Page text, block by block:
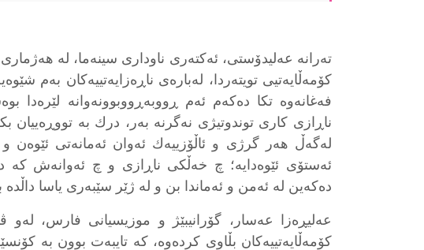
تەرانه عەليدۆستى، ئەكتەرى ناودارى سينەما، لە
كۆمەڵايەتیى تويتەردا، لەبارەى ناڕەزايەتييەكان بەم
فەغانەوە تكا دەكەم ئەم ڕووبەڕووبوونەوانە لێرەدا
ناڕازى كارى توندوتيژى نەگرنە بەر، درك به تووڕەييان
لەگەڵ هەر گرژى و ئاڵۆزيیەك ئەوان ئەمانەتى ئێوەن و
ئەستۆى ئێوەدايە؛ چ خەڵكى ناڕازى و چ ئەوانەش كە
دەكەين لە ئەمن و ئەماندا بن و لە ژێر سێبەرى ياسا داڵدە
عەليڕەزا عەسار، گۆرانيبێژ و موزيسيانى فارس، لەو
كۆمەڵايەتيیەكان بڵاوی كردەوە، كە تايبەت بوون بە